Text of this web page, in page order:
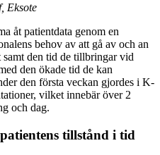
Eksote
åt patientdata genom en
behov av att gå av och an
den tid de tillbringar vid
den ökade tid de kan
den första veckan gjordes i K-
vilket innebär över 2
och dag.
tillstånd i tid